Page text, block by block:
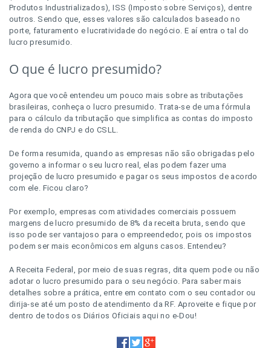
Produtos Industrializados), ISS (Imposto sobre Serviços), dentre
outros. Sendo que, esses valores são calculados baseado no
porte, faturamento e lucratividade do negócio. E aí entra o tal do
lucro presumido.
O que é lucro presumido?
Agora que você entendeu um pouco mais sobre as tributações
brasileiras, conheça o lucro presumido. Trata-se de uma fórmula
para o cálculo da tributação que simplifica as contas do imposto
de renda do CNPJ e do CSLL.
De forma resumida, quando as empresas não são obrigadas pelo
governo a informar o seu lucro real, elas podem fazer uma
projeção de lucro presumido e pagar os seus impostos de acordo
com ele. Ficou claro?
Por exemplo, empresas com atividades comerciais possuem
margens de lucro presumido de 8% da receita bruta, sendo que
isso pode ser vantajoso para o empreendedor, pois os impostos
podem ser mais econômicos em alguns casos. Entendeu?
A Receita Federal, por meio de suas regras, dita quem pode ou não
adotar o lucro presumido para o seu negócio. Para saber mais
detalhes sobre a prática, entre em contato com o seu contador ou
dirija-se até um posto de atendimento da RF. Aproveite e fique por
dentro de todos os Diários Oficiais aqui no e-Dou!